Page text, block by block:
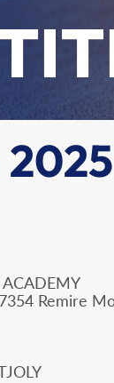
2025
Remire